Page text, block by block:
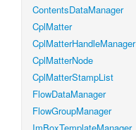
ContentsDataManager
CplMatter
CplMatterHandleManager
CplMatterNode
CplMatterStampList
FlowDataManager
FlowGroupManager